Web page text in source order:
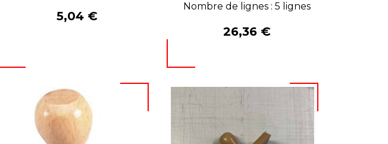
Prix
5,04 €
Nombre de lignes : 5 lignes
Prix
26,36 €